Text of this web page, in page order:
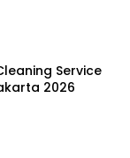
Service
2026